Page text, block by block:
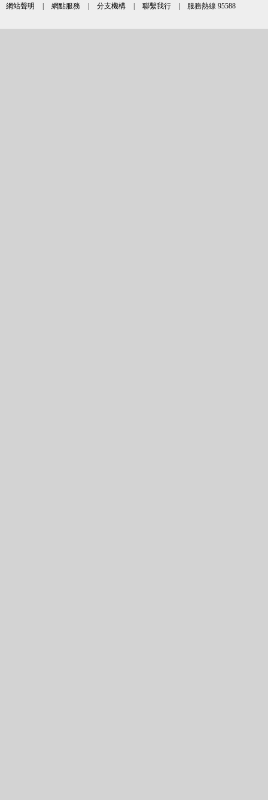
網站聲明 網點服務 分支機構 聯繫我行 | 服務熱線 95588